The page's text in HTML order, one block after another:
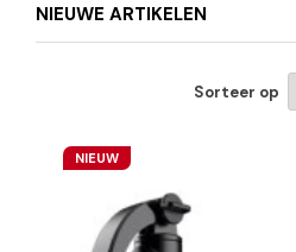
NIEUWE ARTIKELEN
Sorteer op
NIEUW